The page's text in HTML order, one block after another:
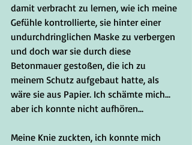
damit verbracht zu lernen, wie ich meine
Gefühle kontrollierte, sie hinter einer
undurchdringlichen Maske zu verbergen
und doch war sie durch diese
Betonmauer gestoßen, die ich zu
meinem Schutz aufgebaut hatte, als
wäre sie aus Papier. Ich schämte mich...
aber ich konnte nicht aufhören...
Meine Knie zuckten, ich konnte mich